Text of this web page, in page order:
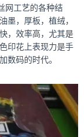
网工艺的各种结
墨，厚板，植绒，
，效率高，尤其是
印花上表现力是手
数码的时代。